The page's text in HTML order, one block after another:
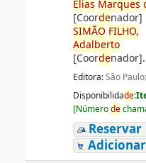
Elias Marques
[Coordenador]
SIMÃO FILHO,
Adalberto
[Coordenador].
Editora:São Paulo:
Disponibilidade:
[Númerode
Reservar